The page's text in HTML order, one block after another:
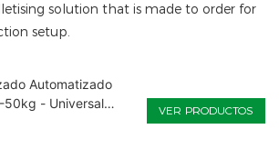
solution that is made to order for
setup.
Automatizado
50kg - Universal
VER PRODUCTOS